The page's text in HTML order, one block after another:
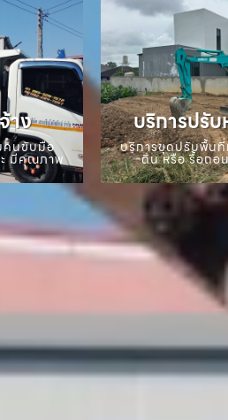
าง
คนขับมือ
ะ มีคุณภาพ
บริการปรั
บริการขุดปรับพื้น
ดิน หรือ รื้อถอ